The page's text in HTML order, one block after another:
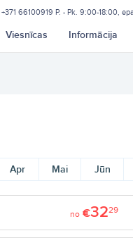
+371 66100919 P. - Pk. 9:00-18:00,
Viesnīcas Informācija
Apr Mai Jūn
no €3229